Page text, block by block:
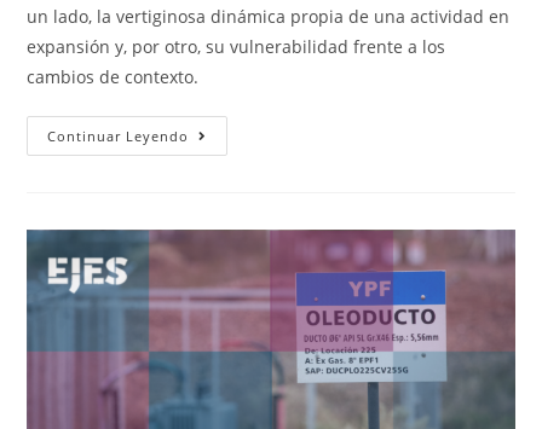
un lado, la vertiginosa dinámica propia de una actividad en
expansión y, por otro, su vulnerabilidad frente a los
cambios de contexto.
Continuar Leyendo